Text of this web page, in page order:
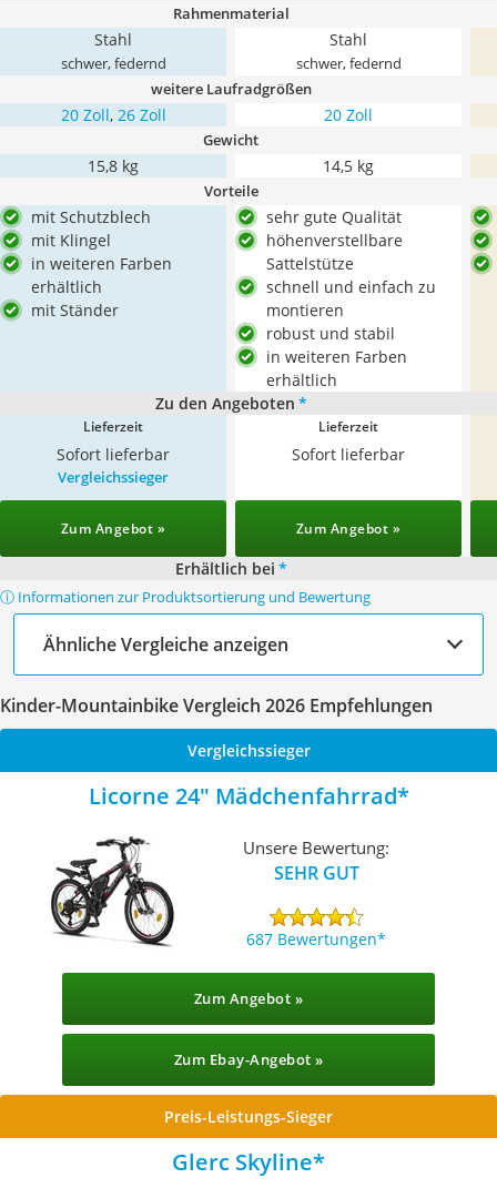
Rahmenmaterial
Stahl
schwer, federnd
Stahl
schwer, federnd
weitere Laufradgrößen
20 Zoll, 26 Zoll 20 Zoll
Gewicht
15,8 kg 14,5 kg
Vorteile
mit Schutzblech
mit Klingel
in weiteren Farben
erhältlich
mit Ständer
sehr gute Qualität
höhenverstellbare
Sattelstütze
schnell und einfach zu
montieren
robust und stabil
in weiteren Farben
erhältlich
Zu den Angeboten *
Lieferzeit
Sofort lieferbar
Lieferzeit
Sofort lieferbar
Vergleichssieger
Zum Angebot » Zum Angebot »
Erhältlich bei *
ⓘ Informationen zur Produktsortierung und Bewertung
Ähnliche Vergleiche anzeigen
Kinder-Mountainbike Vergleich 2026 Empfehlungen
Vergleichssieger
Licorne 24" Mädchenfahrrad
Unsere Bewertung:
SEHR GUT
687 Bewertungen
Zum Angebot »
Zum Ebay-Angebot »
Preis-Leistungs-Sieger
Glerc Skyline